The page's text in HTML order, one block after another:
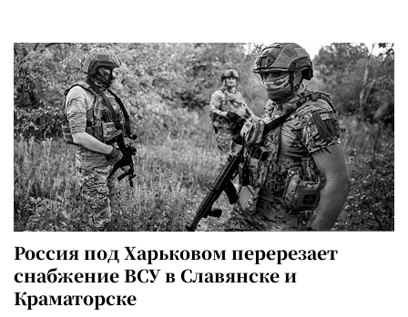
Россия под Харьковом перерезает
снабжение ВСУ в Славянске и
Краматорске